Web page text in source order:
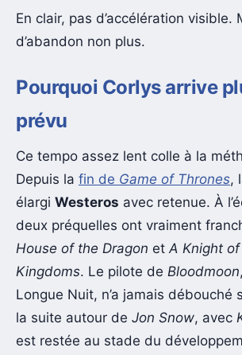
En clair, pas d’accélération visible.
d’abandon non plus.
Pourquoi Corlys arrive
prévu
Ce tempo assez lent colle à la
Depuis la fin de Game of Thrones,
élargi Westeros avec retenue. À
deux préquelles ont vraiment
House of the Dragon etA Knight
Kingdoms. Le pilote de Bloodmoon
Longue Nuit, n’a jamais débouché
la suite autour de Jon Snow, avec
est restée au stade du